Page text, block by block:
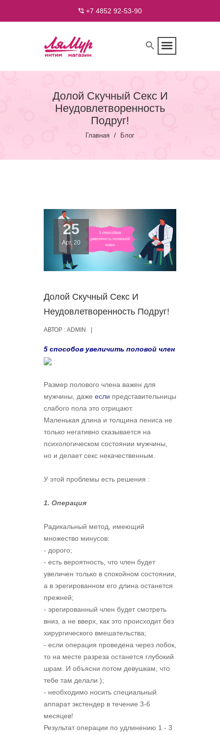
+7 4852 92-53-90
Долой Скучный Секс И
Неудовлетворенность
Подруг!
Главная / Блог
25
Apr, 20
Долой Скучный Секс И
Неудовлетворенность Подруг!
АВТОР : ADMIN
5 способов увеличить половой член
Размер полового члена важен для
мужчины, даже если представительницы
слабого пола это отрицают.
Маленькая длина и толщина пениса не
только негативно сказывается на
психологическом состоянии мужчины,
но и делает секс некачественным.
У этой проблемы есть решения :
1. Операция
Радикальный метод, имеющий
множество минусов:
- дорого;
- есть вероятность, что член будет
увеличен только в спокойном состоянии,
а в эрегированном его длина останется
прежней;
- эрегированный член будет смотреть
вниз, а не вверх, как это происходит без
хирургического вмешательства;
- если операция проведена через лобок,
то на месте разреза останется глубокий
шрам. И объясни потом девушкам, что
тебе там делали );
- необходимо носить специальный
аппарат экстендер в течение 3-6
месяцев!
Результат операции по удлинению 1 - 3